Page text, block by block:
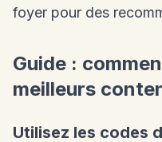
foyer pour des
Guide :
meilleurs
Utilisez les codes